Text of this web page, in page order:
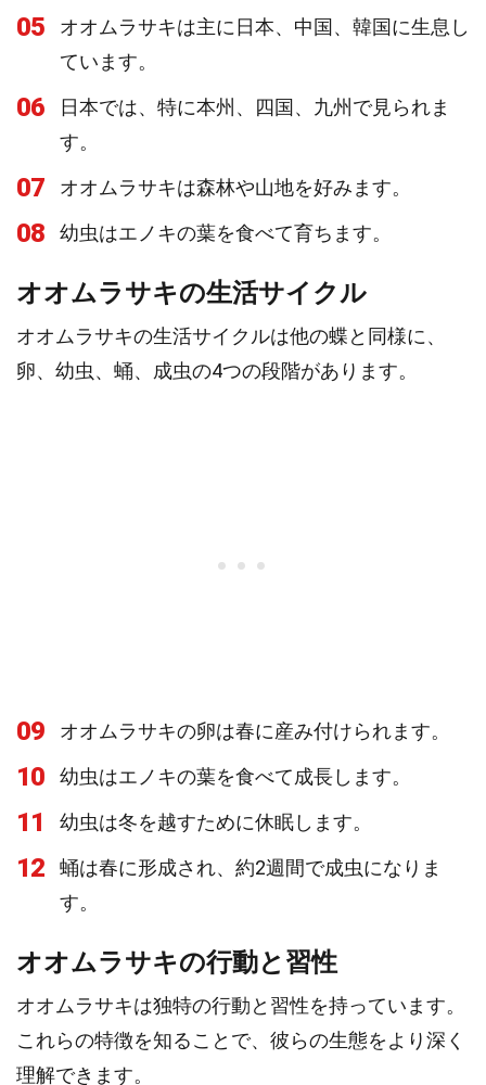
05
オオムラサキは主に日本、中国、韓国に生息し
ています。
06
日本では、特に本州、四国、九州で見られま
す。
07 オオムラサキは森林や山地を好みます。
08 幼虫はエノキの葉を食べて育ちます。
オオムラサキの生活サイクル
オオムラサキの生活サイクルは他の蝶と同様に、
卵、幼虫、蛹、成虫の4つの段階があります。
09 オオムラサキの卵は春に産み付けられます。
10 幼虫はエノキの葉を食べて成長します。
11 幼虫は冬を越すために休眠します。
12
蛹は春に形成され、約2週間で成虫になりま
す。
オオムラサキの行動と習性
オオムラサキは独特の行動と習性を持っています。
これらの特徴を知ることで、彼らの生態をより深く
理解できます。